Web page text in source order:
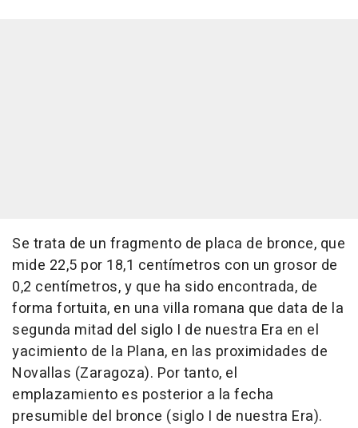
Se trata de un fragmento de placa de bronce, que
mide 22,5 por 18,1 centímetros con un grosor de
0,2 centímetros, y que ha sido encontrada, de
forma fortuita, en una villa romana que data de la
segunda mitad del siglo I de nuestra Era en el
yacimiento de la Plana, en las proximidades de
Novallas (Zaragoza). Por tanto, el
emplazamiento es posterior a la fecha
presumible del bronce (siglo I de nuestra Era).